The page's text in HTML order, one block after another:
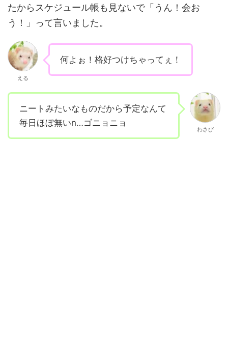
たからスケジュール帳も見ないで「うん！会お
う！」って言いました。
える
何よぉ！格好つけちゃってぇ！
ニートみたいなものだから予定なんて
毎日ほぼ無いn…ゴニョニョ
わさび